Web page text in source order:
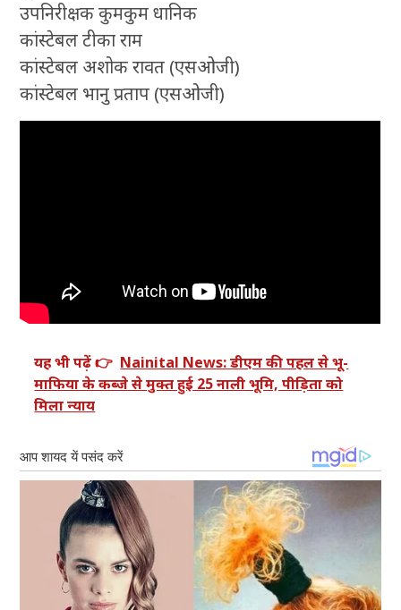
उपनिरीक्षक कुमकुम धानिक
कांस्टेबल टीका राम
कांस्टेबल अशोक रावत (एसओजी)
कांस्टेबल भानु प्रताप (एसओजी)
यह भी पढ़ें 👉 Nainital News: डीएम की पहल से भू-
माफिया के कब्जे से मुक्त हुई 25 नाली भूमि, पीड़िता को
मिला न्याय